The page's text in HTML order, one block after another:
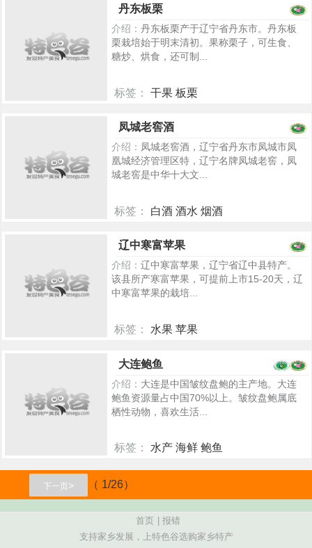
丹东板栗
介绍： 丹东板栗产于辽宁省丹东市。丹东板
栗栽培始于明末清初。果称栗子，可生食、
糖炒、烘食，还可制...
标签： 干果 板栗
凤城老窖酒
介绍： 凤城老窖酒，辽宁省丹东市凤城市凤
凰城经济管理区特，辽宁名牌凤城老窖，凤
城老窖是中华十大文...
标签： 白酒 酒水 烟酒
辽中寒富苹果
介绍： 辽中寒富苹果，辽宁省辽中县特产。
该县所产寒富苹果，可提前上市15-20天，辽
中寒富苹果的栽培...
标签： 水果 苹果
大连鲍鱼
介绍： 大连是中国皱纹盘鲍的主产地。大连
鲍鱼资源量占中国70%以上。皱纹盘鲍属底
栖性动物，喜欢生活...
标签： 水产 海鲜 鲍鱼
5396
下一页 > （ 1/26）
首页 | 报错
支持家乡发展，上特色谷选购家乡特产